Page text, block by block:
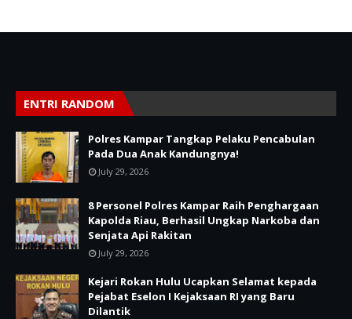
ENTRI RANDOM
Polres Kampar Tangkap Pelaku Pencabulan
Pada Dua Anak Kandungnya!
July 29, 2026
8 Personel Polres Kampar Raih Penghargaan
Kapolda Riau, Berhasil Ungkap Narkoba dan
Senjata Api Rakitan
July 29, 2026
Kejari Rokan Hulu Ucapkan Selamat kepada
Pejabat Eselon I Kejaksaan RI yang Baru
Dilantik